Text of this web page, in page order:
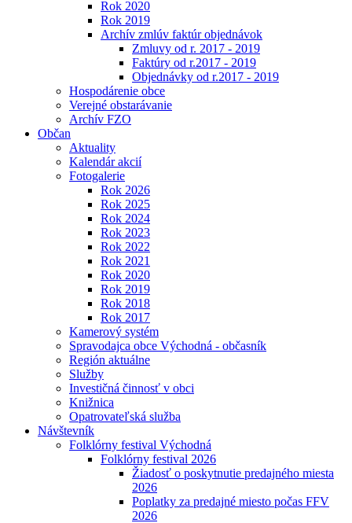
Rok 2020
Rok 2019
Archív zmlúv faktúr objednávok
Zmluvy od r. 2017 - 2019
Faktúry od r.2017 - 2019
Objednávky od r.2017 - 2019
Hospodárenie obce
Verejné obstarávanie
Archív FZO
Občan
Aktuality
Kalendár akcií
Fotogalerie
Rok 2026
Rok 2025
Rok 2024
Rok 2023
Rok 2022
Rok 2021
Rok 2020
Rok 2019
Rok 2018
Rok 2017
Kamerový systém
Spravodajca obce Východná - občasník
Región aktuálne
Služby
Investičná činnosť v obci
Knižnica
Opatrovateľská služba
Návštevník
Folklórny festival Východná
Folklórny festival 2026
Žiadosť o poskytnutie predajného miesta
2026
Poplatky za predajné miesto počas FFV
2026